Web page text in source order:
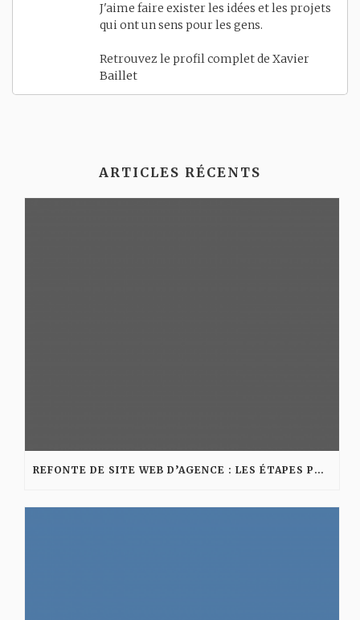
J'aime faire exister les idées et les projets
qui ont un sens pour les gens.
Retrouvez le profil complet de Xavier
Baillet
ARTICLES RÉCENTS
REFONTE DE SITE WEB D’AGENCE : LES ÉTAPES POUR AMÉLIORER VISIBILITÉ ET CONVERSION